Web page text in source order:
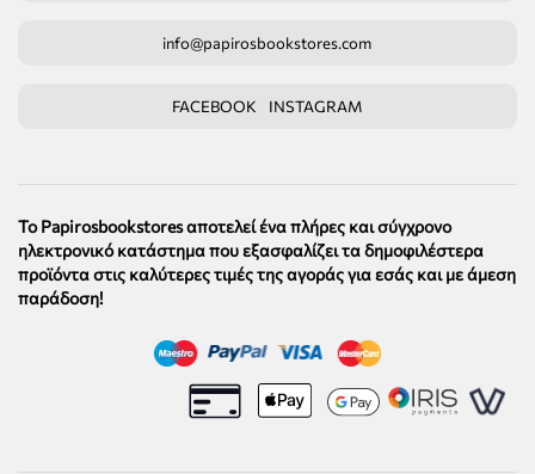
info@papirosbookstores.com
FACEBOOK INSTAGRAM
Το Papirosbookstores αποτελεί ένα πλήρες και σύγχρονο
ηλεκτρονικό κατάστημα που εξασφαλίζει τα δημοφιλέστερα
προϊόντα στις καλύτερες τιμές της αγοράς για εσάς και με άμεση
παράδοση!